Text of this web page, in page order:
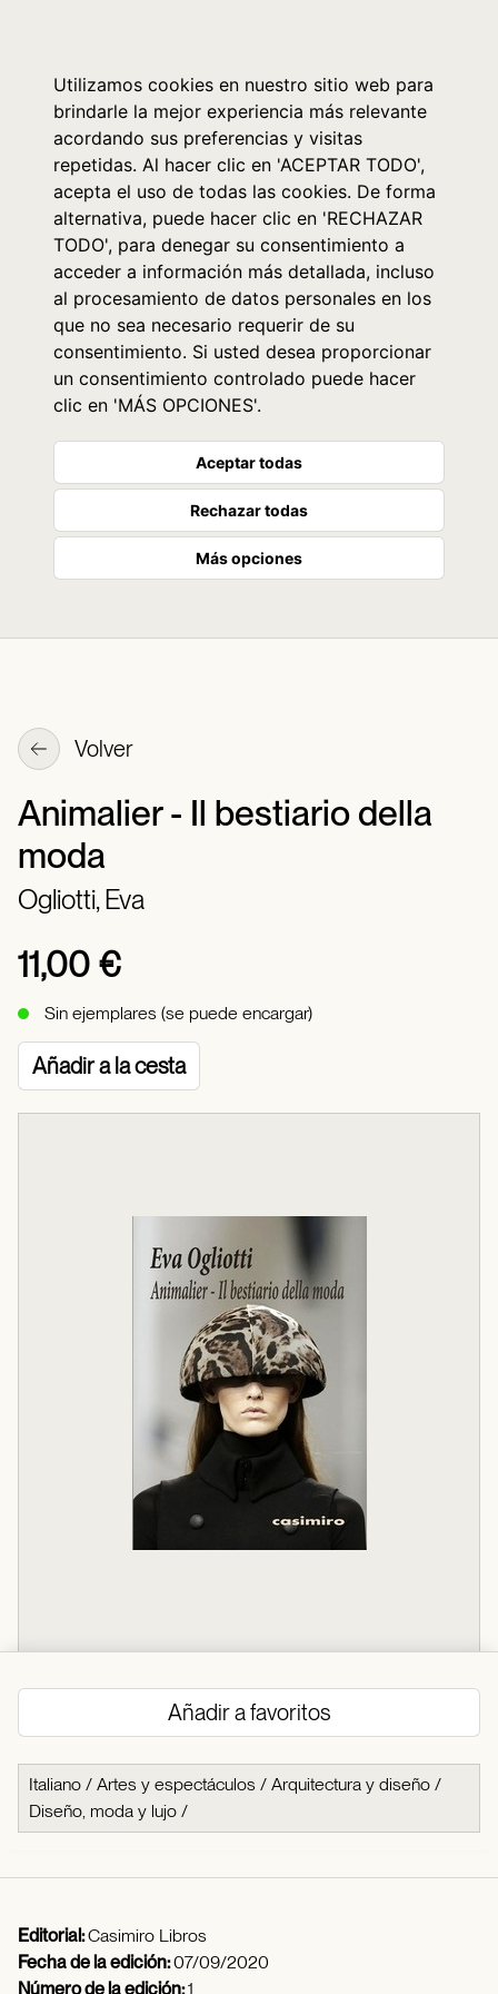
Utilizamos cookies en nuestro sitio web para
brindarle la mejor experiencia más relevante
acordando sus preferencias y visitas
repetidas. Al hacer clic en 'ACEPTAR TODO',
acepta el uso de todas las cookies. De forma
alternativa, puede hacer clic en 'RECHAZAR
TODO', para denegar su consentimiento a
acceder a información más detallada, incluso
al procesamiento de datos personales en los
que no sea necesario requerir de su
consentimiento. Si usted desea proporcionar
un consentimiento controlado puede hacer
clic en 'MÁS OPCIONES'.
Aceptar todas
Rechazar todas
Más opciones
Volver
Animalier - Il bestiario della
moda
Ogliotti, Eva
11,00 €
Sin ejemplares (se puede encargar)
Añadir a la cesta
Añadir a favoritos
Italiano / Artes y espectáculos / Arquitectura y diseño /
Diseño, moda y lujo /
Editorial:Casimiro Libros
Fecha de la edición:07/09/2020
Número de la edición:1